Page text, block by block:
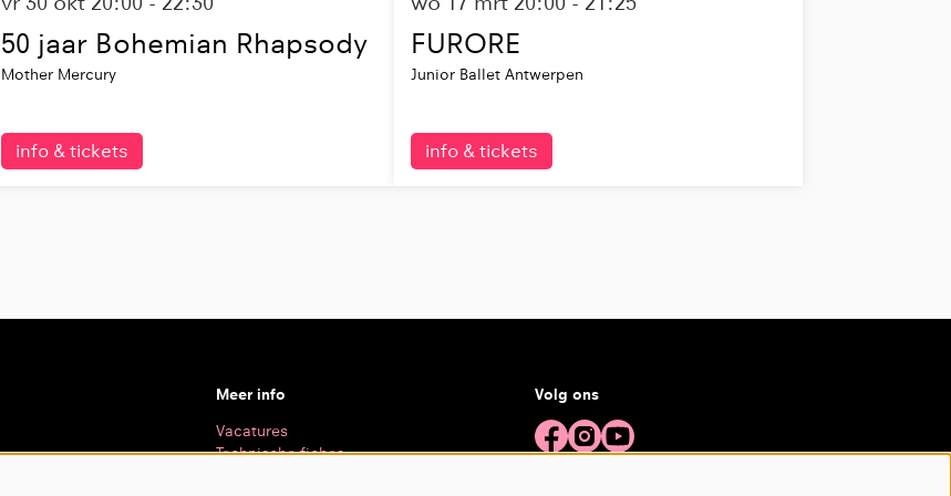
50 jaar Bohemian Rhapsody
Mother Mercury
info & tickets
FURORE
Junior Ballet Antwerpen
info & tickets
Meer info
Vacatures
Technische fiches
Volg ons